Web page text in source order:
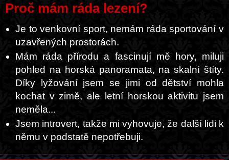
Proč mám ráda lezení?
Je to venkovní sport, nemám ráda sportování v
uzavřených prostorách.
Mám ráda přírodu a fascinují mě hory, miluji
pohled na horská panoramata, na skalní štíty.
Díky lyžování jsem se jimi od dětství mohla
kochat v zimě, ale letní horskou aktivitu jsem
neměla...
Jsem introvert, takže mi vyhovuje, že další lidi k
němu v podstatě nepotřebuji.